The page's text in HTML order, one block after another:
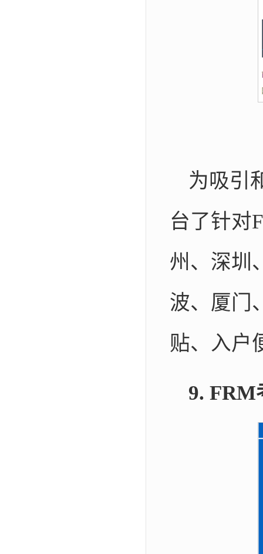
为吸引
台了针对
州、深圳
波、厦门
贴、入户
9. FRM